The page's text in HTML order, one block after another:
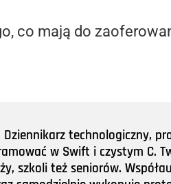
co mają do
technologiczny,
w Swift i czystym C.
szkoli też seniorów.